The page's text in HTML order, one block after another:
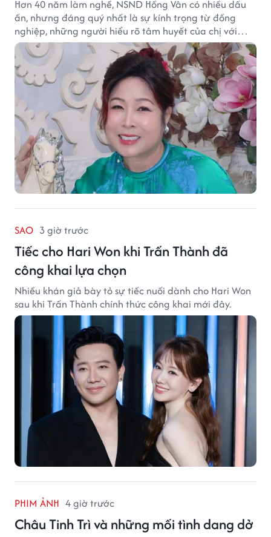
Hơn 40 năm làm nghề, NSND Hồng Vân có nhiều dấu
ấn, nhưng đáng quý nhất là sự kính trọng từ đồng
nghiệp, những người hiểu rõ tâm huyết của chị với
nghệ thuật.
SAO 3 giờ trước
Tiếc cho Hari Won khi Trấn Thành đã
công khai lựa chọn
Nhiều khán giả bày tỏ sự tiếc nuối dành cho Hari Won
sau khi Trấn Thành chính thức công khai mới đây.
PHIM ẢNH 4 giờ trước
Châu Tinh Trì và những mối tình dang dở